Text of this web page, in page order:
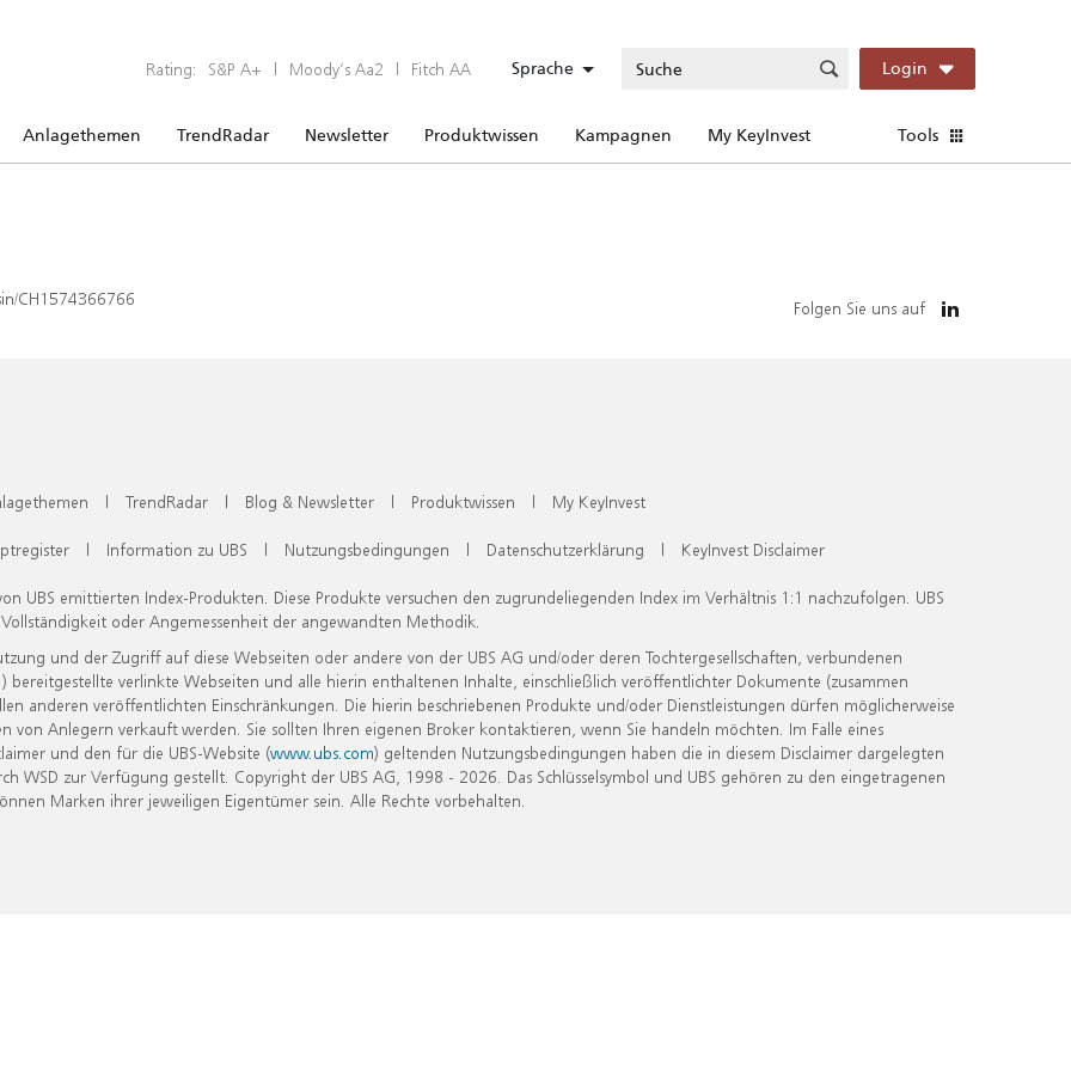
Rating: S&P A+ | Moody’s Aa2 | Fitch AA Sprache Login
Anlagethemen TrendRadar Newsletter Produktwissen Kampagnen My KeyInvest Tools
CH1574366766 Folgen Sie uns auf
| TrendRadar | Blog & Newsletter | Produktwissen | My KeyInvest
| Information zu UBS | Nutzungsbedingungen | Datenschutzerklärung | KeyInvest Disclaimer
UBS emittierten Index-Produkten. Diese Produkte versuchen den zugrundeliegenden Index im Verhältnis 1:1 nachzufolgen. UBS
oder Angemessenheit der angewandten Methodik.
und der Zugriff auf diese Webseiten oder andere von der UBS AG und/oder deren Tochtergesellschaften, verbundenen
verlinkte Webseiten und alle hierin enthaltenen Inhalte, einschließlich veröffentlichter Dokumente (zusammen
anderen veröffentlichten Einschränkungen. Die hierin beschriebenen Produkte und/oder Dienstleistungen dürfen möglicherweise
Anlegern verkauft werden. Sie sollten Ihren eigenen Broker kontaktieren, wenn Sie handeln möchten. Im Falle eines
und den für die UBS-Website (www.ubs.com) geltenden Nutzungsbedingungen haben die in diesem Disclaimer dargelegten
zur Verfügung gestellt. Copyright der UBS AG, 1998 - 2026. Das Schlüsselsymbol und UBS gehören zu den eingetragenen
Marken ihrer jeweiligen Eigentümer sein. Alle Rechte vorbehalten.